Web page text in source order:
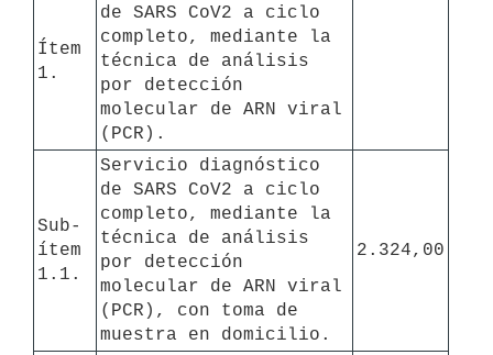
Ítem
1.
de SARS CoV2 a ciclo
completo, mediante la
técnica de análisis
por detección
molecular de ARN viral
(PCR).
Sub-
ítem
1.1.
Servicio diagnóstico
de SARS CoV2 a ciclo
completo, mediante la
técnica de análisis
por detección
molecular de ARN viral
(PCR), con toma de
muestra en domicilio.
2.324,00